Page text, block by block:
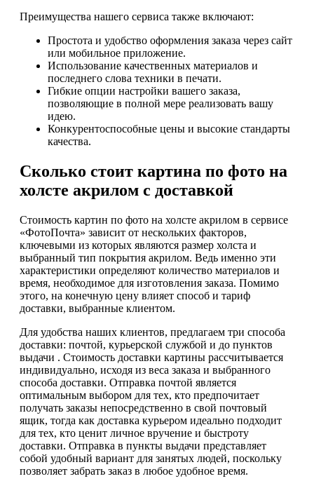
Преимущества нашего сервиса также включают:
Простота и удобство оформления заказа через сайт
или мобильное приложение.
Использование качественных материалов и
последнего слова техники в печати.
Гибкие опции настройки вашего заказа,
позволяющие в полной мере реализовать вашу
идею.
Конкурентоспособные цены и высокие стандарты
качества.
Сколько стоит картина по фото на
холсте акрилом с доставкой
Стоимость картин по фото на холсте акрилом в сервисе
«ФотоПочта» зависит от нескольких факторов,
ключевыми из которых являются размер холста и
выбранный тип покрытия акрилом. Ведь именно эти
характеристики определяют количество материалов и
время, необходимое для изготовления заказа. Помимо
этого, на конечную цену влияет способ и тариф
доставки, выбранные клиентом.
Для удобства наших клиентов, предлагаем три способа
доставки: почтой, курьерской службой и до пунктов
выдачи . Стоимость доставки картины рассчитывается
индивидуально, исходя из веса заказа и выбранного
способа доставки. Отправка почтой является
оптимальным выбором для тех, кто предпочитает
получать заказы непосредственно в свой почтовый
ящик, тогда как доставка курьером идеально подходит
для тех, кто ценит личное вручение и быстроту
доставки. Отправка в пункты выдачи представляет
собой удобный вариант для занятых людей, поскольку
позволяет забрать заказ в любое удобное время.